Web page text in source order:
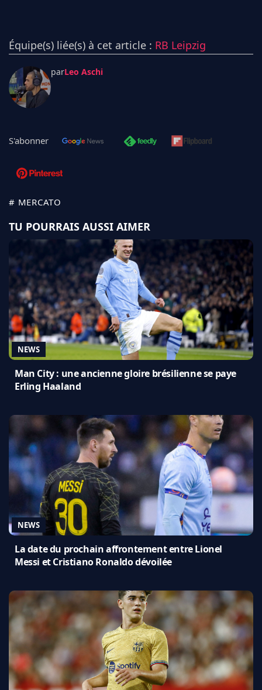
Équipe(s) liée(s) à cet article : RB Leipzig
parLeo Aschi
S'abonner
# MERCATO
TU POURRAIS AUSSI AIMER
NEWS
Man City : une ancienne gloire brésilienne se paye
Erling Haaland
NEWS
La date du prochain affrontement entre Lionel
Messi et Cristiano Ronaldo dévoilée